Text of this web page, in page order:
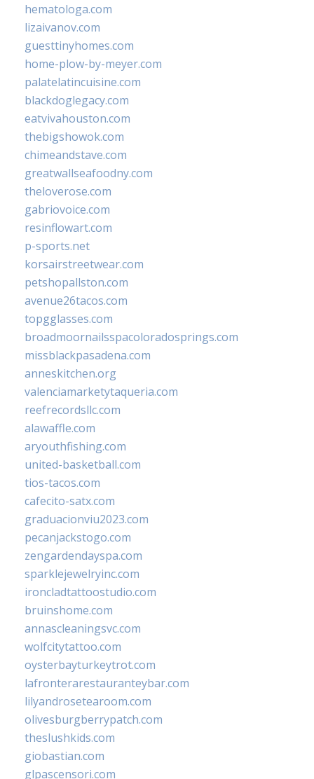
hematologa.com
lizaivanov.com
guesttinyhomes.com
home-plow-by-meyer.com
palatelatincuisine.com
blackdoglegacy.com
eatvivahouston.com
thebigshowok.com
chimeandstave.com
greatwallseafoodny.com
theloverose.com
gabriovoice.com
resinflowart.com
p-sports.net
korsairstreetwear.com
petshopallston.com
avenue26tacos.com
topgglasses.com
broadmoornailsspacoloradosprings.com
missblackpasadena.com
anneskitchen.org
valenciamarketytaqueria.com
reefrecordsllc.com
alawaffle.com
aryouthfishing.com
united-basketball.com
tios-tacos.com
cafecito-satx.com
graduacionviu2023.com
pecanjackstogo.com
zengardendayspa.com
sparklejewelryinc.com
ironcladtattoostudio.com
bruinshome.com
annascleaningsvc.com
wolfcitytattoo.com
oysterbayturkeytrot.com
lafronterarestauranteybar.com
lilyandrosetearoom.com
olivesburgberrypatch.com
theslushkids.com
giobastian.com
glpascensori.com